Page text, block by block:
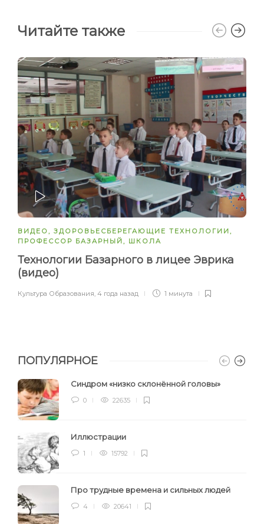
Читайте также
ЗАПУСТИТЬ
ВИДЕО, ЗДОРОВЬЕСБЕРЕГАЮЩИЕ ТЕХНОЛОГИИ,
ПРОФЕССОР БАЗАРНЫЙ, ШКОЛА
Технологии Базарного в лицее Эврика
(видео)
Культура Образования, 4 года назад 1 минута
ПОПУЛЯРНОЕ
Синдром «низко склонённой головы»
0 22635
Иллюстрации
1 15792
Про трудные времена и сильных людей
4 20641